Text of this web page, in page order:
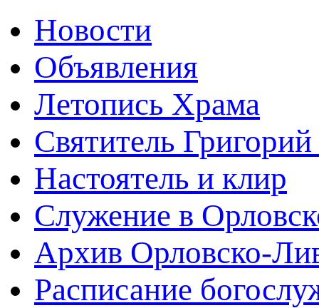
Новости
Объявления
Летопись Храма
Святитель
Настоятель и клир
Служение в
Архив Орловско-
Расписание